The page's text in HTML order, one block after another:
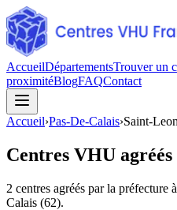
AccueilDépartementsTrouver un
proximitéBlogFAQContact
Accueil›Pas-De-Calais›Saint-
Centres VHU agréés
2 centres agréés par la préfecture à
Calais (62).